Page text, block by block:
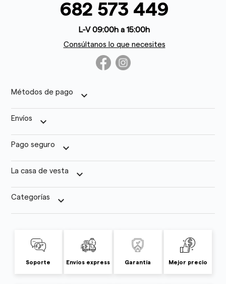
682 573 449
L-V 09:00h a 15:00h
Consúltanos lo que necesites
Métodos de pago keyboard_arrow_down
Envíos keyboard_arrow_down
Pago seguro keyboard_arrow_down
La casa de vesta keyboard_arrow_down
Categorías keyboard_arrow_down
Soporte Envíos express Garantía Mejor precio